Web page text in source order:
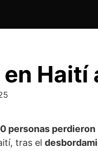
personas perdieron
tras el